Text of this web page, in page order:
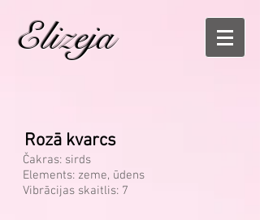
Elizeja
Rozā kvarcs
Čakras: sirds
Elements: zeme, ūdens
Vibrācijas skaitlis: 7